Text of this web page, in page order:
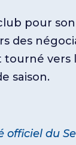
pour
des
vers
saison.
officiel du